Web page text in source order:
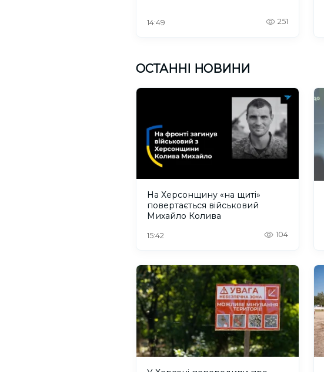
14:49 251
ОСТАННІ НОВИНИ
На Херсонщину «на щиті»
повертається військовий
Михайло Колива
15:42 104